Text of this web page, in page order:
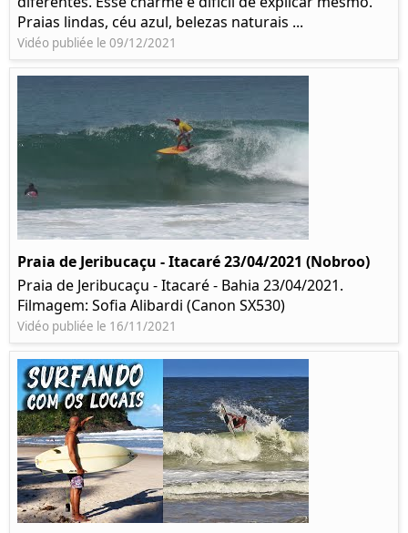
Praias lindas, céu azul, belezas naturais ...
Vidéo publiée le 09/12/2021
Praia de Jeribucaçu - Itacaré 23/04/2021 (Nobroo)
Praia de Jeribucaçu - Itacaré - Bahia 23/04/2021.
Filmagem: Sofia Alibardi (Canon SX530)
Vidéo publiée le 16/11/2021